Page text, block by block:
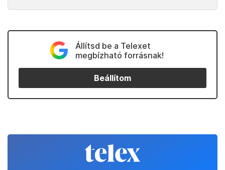
Állítsd be a Telexet
megbízható forrásnak!
Beállítom